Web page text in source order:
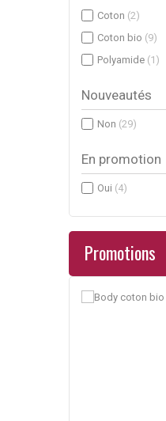
Coton (2)
Coton bio (9)
Polyamide (1)
Nouveautés
Non (29)
En promotion
Oui (4)
Promotions